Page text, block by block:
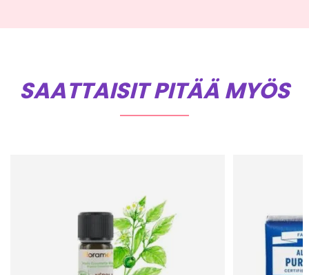
SAATTAISIT PITÄÄ MYÖS